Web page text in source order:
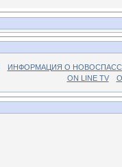
ИНФОРМАЦИЯ О
ON LINE TV